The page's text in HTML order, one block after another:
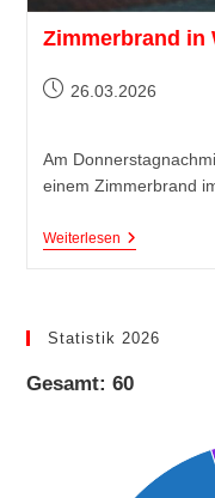
Zimmerbrand in
26.03.2026
Am
einem Zimmerbrand
Weiterlesen
Statistik 2026
Gesamt: 60